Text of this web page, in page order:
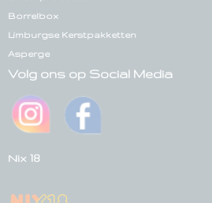
Borrelbox
Limburgse Kerstpakketten
Asperge
Volg ons op Social Media
Nix 18